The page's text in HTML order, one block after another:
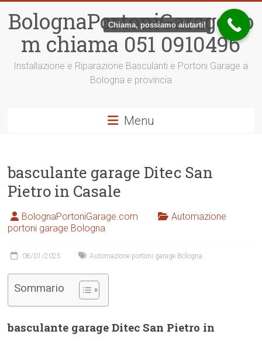
contenuto
BolognaPortoniGarage.co
m chiama 051 0910496
Installazione e Riparazione Basculanti e Portoni Garage a
Bologna e provincia
Menu
basculante garage Ditec San
Pietro in Casale
BolognaPortoniGarage.com
Automazione
portoni garage Bologna
08/01/2025 Automazione portoni garage Bologna
Sommario
basculante garage Ditec San Pietro in
Chiama, possiamo aiutarti!